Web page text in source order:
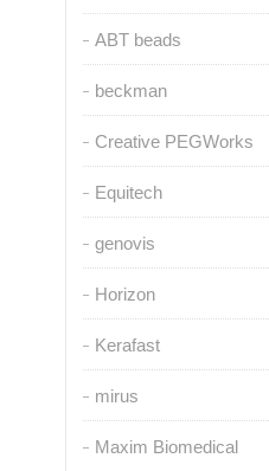
ABT beads
beckman
Creative PEGWorks
Equitech
genovis
Horizon
Kerafast
mirus
Maxim Biomedical